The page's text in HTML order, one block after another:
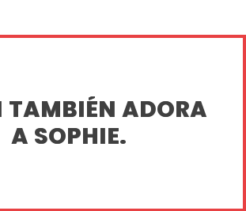
TAMBIÉN ADORA
A SOPHIE.